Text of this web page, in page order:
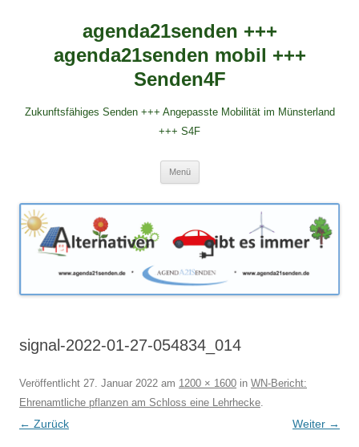
agenda21senden +++
agenda21senden mobil +++
Senden4F
Zukunftsfähiges Senden +++ Angepasste Mobilität im Münsterland
+++ S4F
Menü
signal-2022-01-27-054834_014
Veröffentlicht 27. Januar 2022 am 1200 × 1600 in WN-Bericht:
Ehrenamtliche pflanzen am Schloss eine Lehrhecke
← Zurück Weiter →